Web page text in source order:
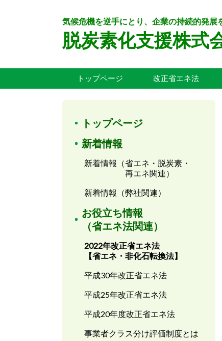
気候危機を逆手にとり、企業の持続的発展
脱炭素化支援株式
トップページ 改正省エネ法
トップページ
新着情報
新着情報（省エネ・脱炭素・
再エネ関連）
新着情報（弊社関連）
お役立ち情報
（省エネ法関連）
2022年改正省エネ法
【省エネ・非化石転換法】
平成30年改正省エネ法
平成25年改正省エネ法
平成20年度改正省エネ法
事業者クラス分け評価制度とは